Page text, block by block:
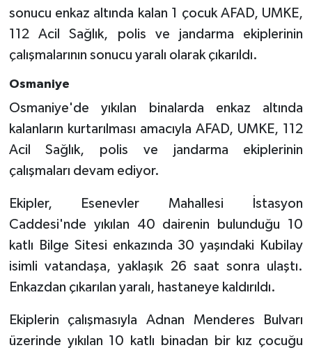
sonucu enkaz altında kalan 1 çocuk AFAD, UMKE,
112 Acil Sağlık, polis ve jandarma ekiplerinin
çalışmalarının sonucu yaralı olarak çıkarıldı.
Osmaniye
Osmaniye'de yıkılan binalarda enkaz altında
kalanların kurtarılması amacıyla AFAD, UMKE, 112
Acil Sağlık, polis ve jandarma ekiplerinin
çalışmaları devam ediyor.
Ekipler, Esenevler Mahallesi İstasyon
Caddesi'nde yıkılan 40 dairenin bulunduğu 10
katlı Bilge Sitesi enkazında 30 yaşındaki Kubilay
isimli vatandaşa, yaklaşık 26 saat sonra ulaştı.
Enkazdan çıkarılan yaralı, hastaneye kaldırıldı.
Ekiplerin çalışmasıyla Adnan Menderes Bulvarı
üzerinde yıkılan 10 katlı binadan bir kız çocuğu